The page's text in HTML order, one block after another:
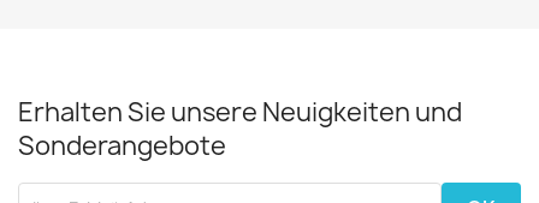
Erhalten Sie unsere Neuigkeiten und
Sonderangebote